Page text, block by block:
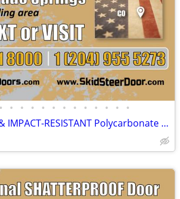
• • • • • • • • • • • • •
SHATTERPROOF & IMPACT-RESISTANT Polycarbonate Skid Steer Door Kits